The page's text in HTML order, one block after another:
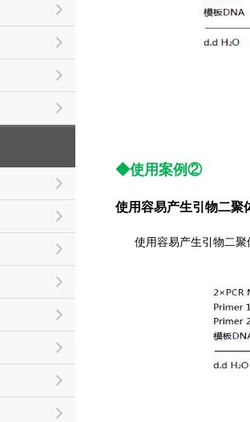
◆使用案例②
使用容易产生引物二聚
使用容易产生引物二聚